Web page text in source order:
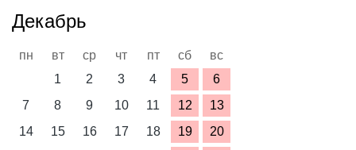
Декабрь
пн вт ср чт пт сб
вс
1
2 3 4 5
6
7
8 9 10 11 12
13
14
15 16 17 18 19
20